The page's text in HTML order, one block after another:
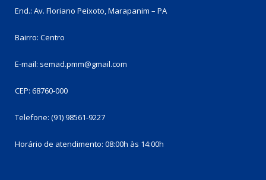
End.: Av. Floriano Peixoto, Marapanim – PA
Bairro: Centro
E-mail: semad.pmm@gmail.com
CEP: 68760-000
Telefone: (91) 98561-9227
Horário de atendimento: 08:00h às 14:00h